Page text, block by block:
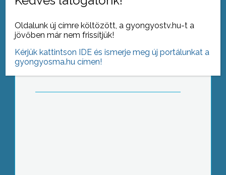
Önállóan vagy társulva – hogyan
tovább, atkári iskola?
Oldalunk új címre költözött, a gyongyostv.hu-t a
jövőben már nem frissítjük!
Kérjük kattintson IDE és ismerje meg új portálunkat a
gyongyosma.hu címen!